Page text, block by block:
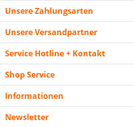
Unsere Zahlungsarten
Unsere Versandpartner
Service Hotline + Kontakt
Shop Service
Informationen
Newsletter